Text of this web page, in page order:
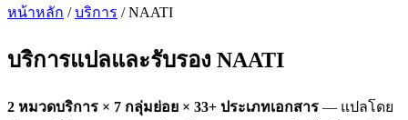
หน้าหลัก / บริการ / NAATI
บริการแปลและรับรอง NAATI
2 หมวดบริการ × 7 กลุ่มย่อย × 33+ ประเภทเอกสาร — แปลโดย